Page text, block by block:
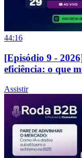
44:16
[Episódio 9 -
eficiência: o que
Assistir